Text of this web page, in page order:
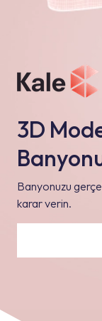
3D
Banyonuzu
karar verin.